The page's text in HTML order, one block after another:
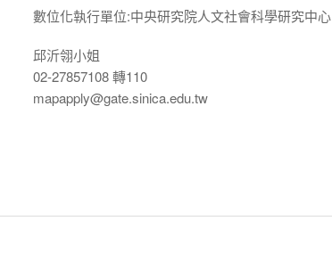
數位化執行單位:中央研究院人文社會科學研究中心
邱沂翎小姐
02-27857108 轉110
mapapply@gate.sinica.edu.tw